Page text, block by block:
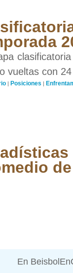
vueltas con
| Posiciones |
En